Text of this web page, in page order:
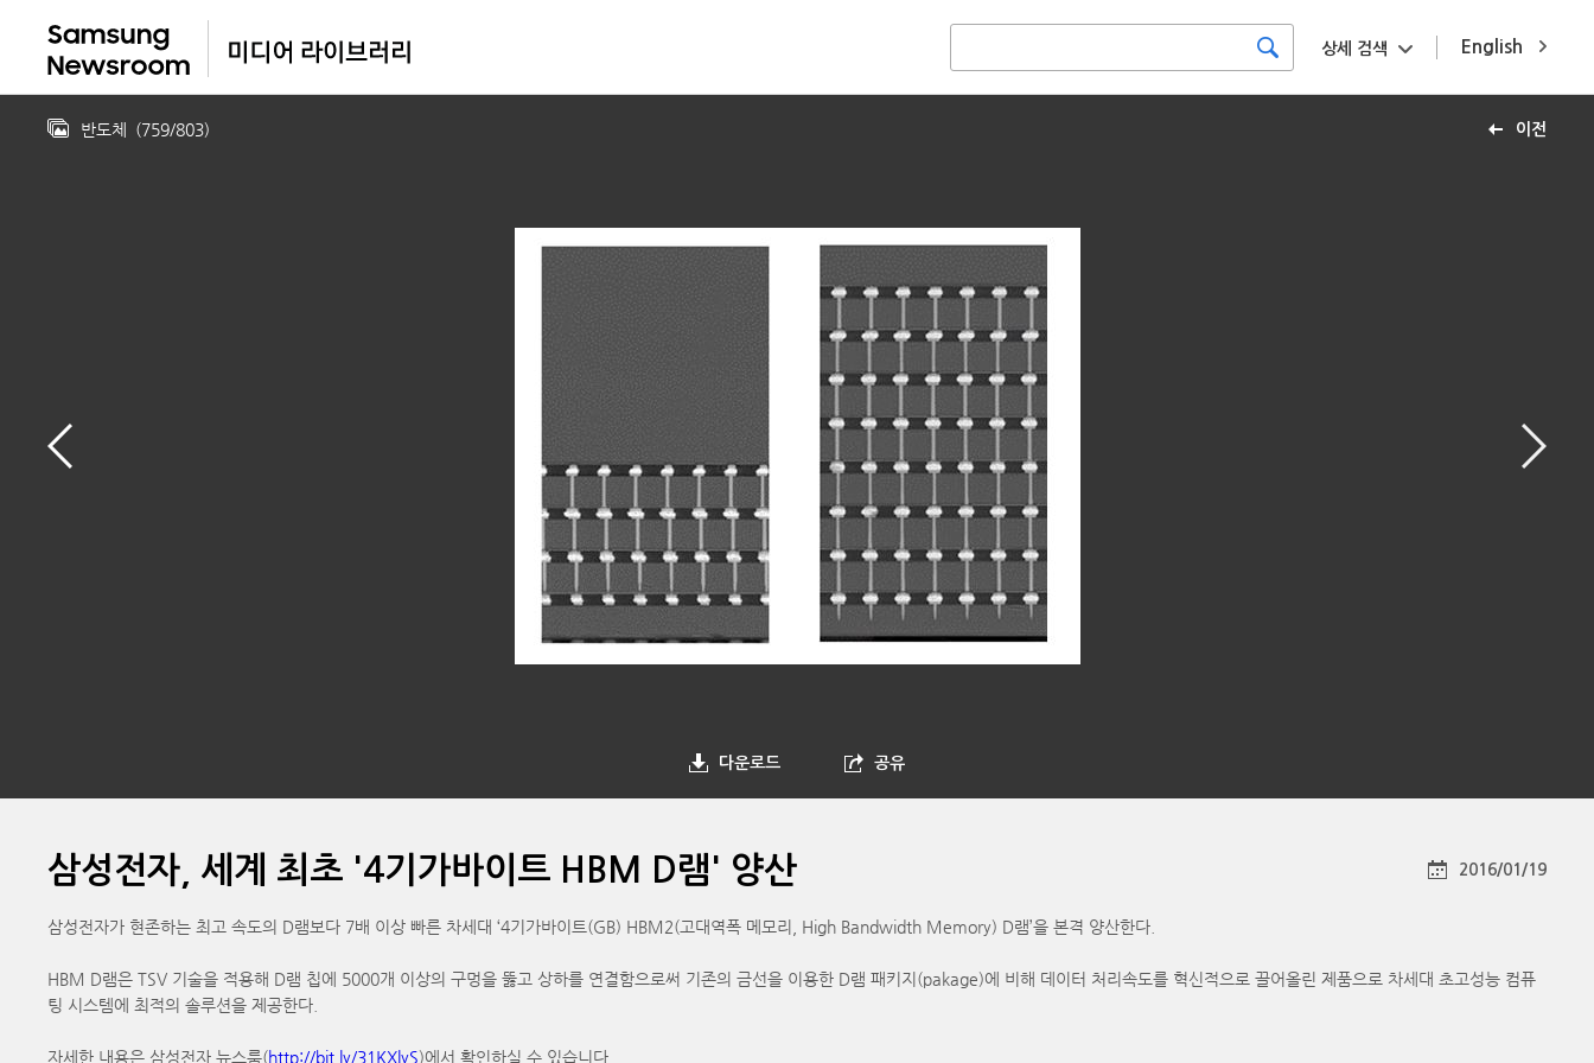
English
상세 검색
이전
반도체 (759/803)
다운로드 공유
삼성전자, 세계 최초 '4기가바이트 HBM D램' 양산 2016/01/19
삼성전자가 현존하는 최고 속도의 D램보다 7배 이상 빠른 차세대 ‘4기가바이트(GB) HBM2(고대역폭 메모리, High Bandwidth Memory) D램’을 본격 양산한다.
HBM D램은 TSV 기술을 적용해 D램 칩에 5000개 이상의 구멍을 뚫고 상하를 연결함으로써 기존의 금선을 이용한 D램 패키지(pakage)에 비해 데이터 처리속도를 혁신적으로 끌어올린 제품으로 차세대 초고성능 컴퓨
팅 시스템에 최적의 솔루션을 제공한다.
자세한 내용은 삼성전자 뉴스룸(http://bit.ly/31KXlyS)에서 확인하실 수 있습니다.